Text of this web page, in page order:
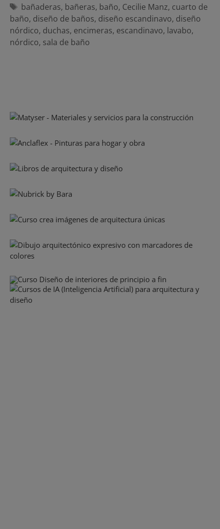
Etiquetas
bañaderas, bañeras, baño, Cecilie Manz, cuarto de
baño, diseño de baños, diseño escandinavo, diseño
nórdico, duchas, encimeras, escandinavo, lavabo,
nórdico, sala de baño